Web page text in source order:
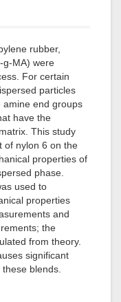
rubber,
g-MA) were
For certain
particles
amine end groups
have the
This study
of nylon 6 on the
properties of
phase.
used to
properties
and
the
from theory.
significant
blends.